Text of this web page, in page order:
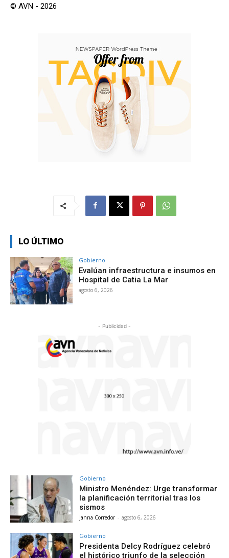
© AVN - 2026
LO ÚLTIMO
Gobierno
Evalúan infraestructura e insumos en
Hospital de Catia La Mar
agosto 6, 2026
- Publicidad -
Gobierno
Ministro Menéndez: Urge transformar
la planificación territorial tras los
sismos
Janna Corredor - agosto 6, 2026
Gobierno
Presidenta Delcy Rodríguez celebró
el histórico triunfo de la selección